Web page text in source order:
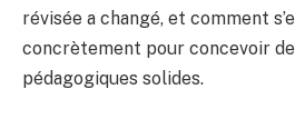
révisée a changé, et comment
concrètement pour concevoir
pédagogiques solides.